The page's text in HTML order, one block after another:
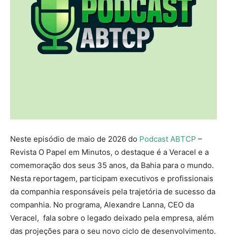
Neste episódio de maio de 2026 do Podcast ABTCP –
Revista O Papel em Minutos, o destaque é a Veracel e a
comemoração dos seus 35 anos, da Bahia para o mundo.
Nesta reportagem, participam executivos e profissionais
da companhia responsáveis pela trajetória de sucesso da
companhia. No programa, Alexandre Lanna, CEO da
Veracel, fala sobre o legado deixado pela empresa, além
das projeções para o seu novo ciclo de desenvolvimento.